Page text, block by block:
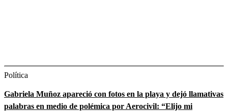
Política
Gabriela Muñoz apareció con fotos en la playa y dejó llamativas
palabras en medio de polémica por Aerocivil: “Elijo mi